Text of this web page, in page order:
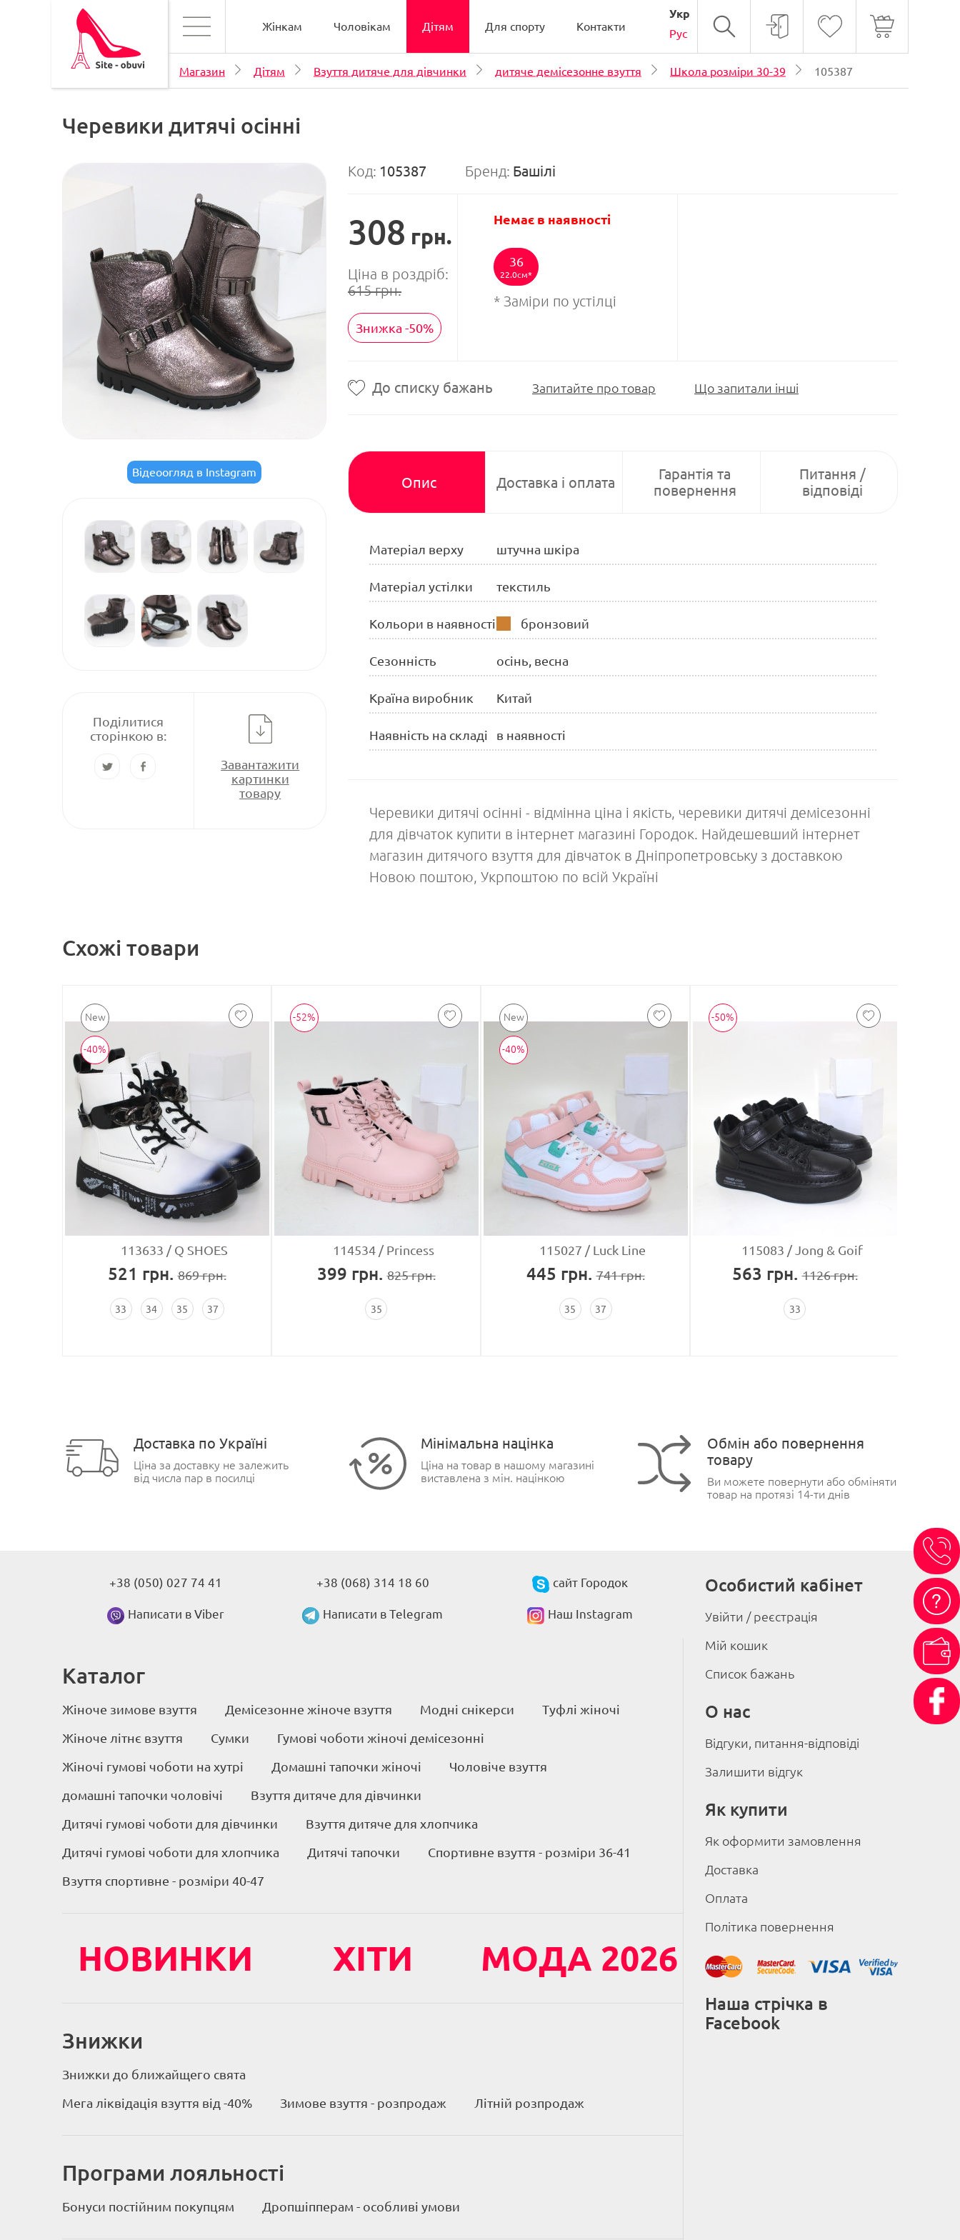
Жінкам Чоловікам Дітям Для спорту Контакти
Укр
Рус
Магазин Дітям Взуття дитяче для дівчинки дитяче демісезонне взуття Школа розміри 30-39 105387
Черевики дитячі осінні
Відеоогляд в Instagram
Поділитися
сторінкою в:
Завантажити
картинки
товару
Код: 105387 Бренд: Башілі
308 грн.
Ціна в роздріб:
615грн.
Знижка -50%
Немає в наявності
36
22.0см
* Заміри по устілці
До списку бажань Запитайте про товар Що запитали інші
Опис Доставка і оплата
Гарантія та
повернення
Питання /
відповіді
Матеріал верху штучна шкіра
Матеріал устілки текстиль
Кольори в наявності бронзовий
Сезонність осінь, весна
Країна виробник Китай
Наявність на складі в наявності
Черевики дитячі осінні - відмінна ціна і якість, черевики дитячі демісезонні
для дівчаток купити в інтернет магазині Городок. Найдешевший інтернет
магазин дитячого взуття для дівчаток в Дніпропетровську з доставкою
Новою поштою, Укрпоштою по всій Україні
Схожі товари
-40%
113633 Q SHOES
521 грн. 869грн.
33 34 35 37
-52%
114534 Princess
399 грн. 825грн.
35
-40%
115027 Luck Line
445 грн. 741грн.
35 37
-50%
115083 Jong & Goif
563 грн. 1126грн.
33
Доставка по Україні
Ціна за доставку не залежить
від числа пар в посилці
Мінімальна націнка
Ціна на товар в нашому магазині
виставлена з мін. націнкою
Обмін або повернення
товару
Ви можете повернути або обміняти
товар на протязі 14-ти днів
+38 (050) 027 74 41 +38 (068) 314 18 60 сайт Городок
Написати в Viber Написати в Telegram Наш Instagram
Каталог
Жіноче зимове взуття Демісезонне жіноче взуття Модні снікерси
Туфлі жіночі
Жіноче літнє взуття
Сумки
Гумові чоботи жіночі демісезонні
Жіночі гумові чоботи на хутрі
Домашні тапочки жіночі
Чоловіче взуття
домашні тапочки чоловічі
Взуття дитяче для дівчинки
Дитячі гумові чоботи для дівчинки
Взуття дитяче для хлопчика
Дитячі гумові чоботи для хлопчика
Дитячі тапочки
Спортивне взуття - розміри 36-41
Взуття спортивне - розміри 40-47
НОВИНКИ ХІТИ МОДА 2026
Знижки
Знижки до ближайщего свята
Мега ліквідація взуття від -40%
Зимове взуття - розпродаж Літній розпродаж
Програми лояльності
Бонуси постійним покупцям Дропшіпперам - особливі умови
Особистий кабінет
Увійти / реєстрація
Мій кошик
Список бажань
О нас
Відгуки, питання-відповіді
Залишити відгук
Як купити
Як оформити замовлення
Доставка
Оплата
Політика повернення
Наша стрічка в
Facebook